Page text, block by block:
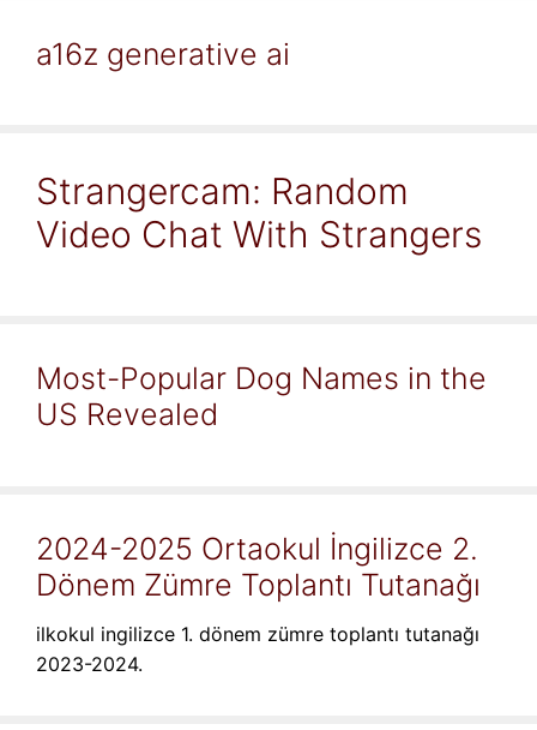
a16z generative ai
Strangercam: Random
Video Chat With Strangers
Most-Popular Dog Names in the
US Revealed
2024-2025 Ortaokul İngilizce 2.
Dönem Zümre Toplantı Tutanağı
ilkokul ingilizce 1. dönem zümre toplantı tutanağı
2023-2024.